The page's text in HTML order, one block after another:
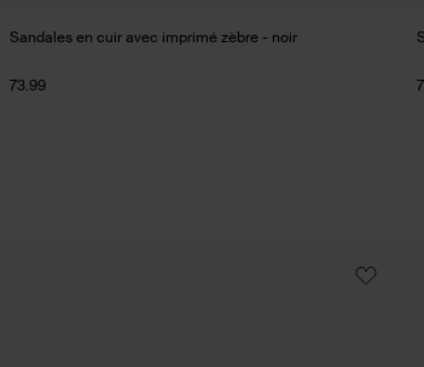
Sandales en cuir avec imprimé zèbre - noir
73.99